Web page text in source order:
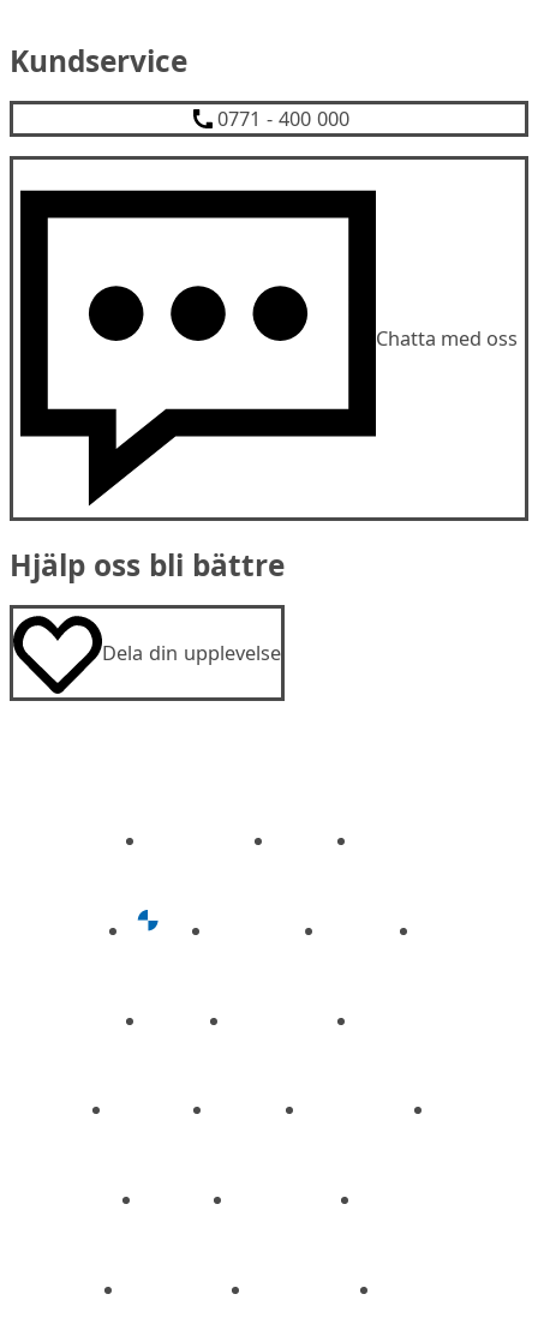
Kundservice
0771 - 400 000
Chatta med oss
Hjälp oss bli bättre
Dela din upplevelse